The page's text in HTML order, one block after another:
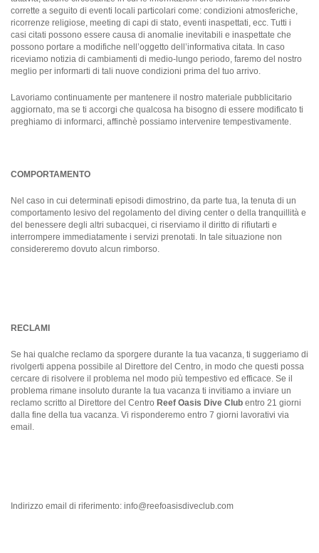
corrette a seguito di eventi locali particolari come: condizioni atmosferiche,
ricorrenze religiose, meeting di capi di stato, eventi inaspettati, ecc. Tutti i
casi citati possono essere causa di anomalie inevitabili e inaspettate che
possono portare a modifiche nell’oggetto dell’informativa citata. In caso
riceviamo notizia di cambiamenti di medio-lungo periodo, faremo del nostro
meglio per informarti di tali nuove condizioni prima del tuo arrivo.
Lavoriamo continuamente per mantenere il nostro materiale pubblicitario
aggiornato, ma se ti accorgi che qualcosa ha bisogno di essere modificato ti
preghiamo di informarci, affinchè possiamo intervenire tempestivamente.
COMPORTAMENTO
Nel caso in cui determinati episodi dimostrino, da parte tua, la tenuta di un
comportamento lesivo del regolamento del diving center o della tranquillità e
del benessere degli altri subacquei, ci riserviamo il diritto di rifiutarti e
interrompere immediatamente i servizi prenotati. In tale situazione non
considereremo dovuto alcun rimborso.
RECLAMI
Se hai qualche reclamo da sporgere durante la tua vacanza, ti suggeriamo di
rivolgerti appena possibile al Direttore del Centro, in modo che questi possa
cercare di risolvere il problema nel modo più tempestivo ed efficace. Se il
problema rimane insoluto durante la tua vacanza ti invitiamo a inviare un
reclamo scritto al Direttore del Centro Reef Oasis Dive Club entro 21 giorni
dalla fine della tua vacanza. Vi risponderemo entro 7 giorni lavorativi via
email.
Indirizzo email di riferimento: info@reefoasisdiveclub.com